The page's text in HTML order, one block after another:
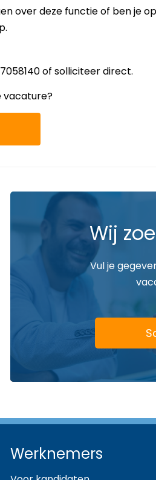
over deze functie of ben je
of solliciteer direct.
vacature?
Wij
Vul je
Werknemers